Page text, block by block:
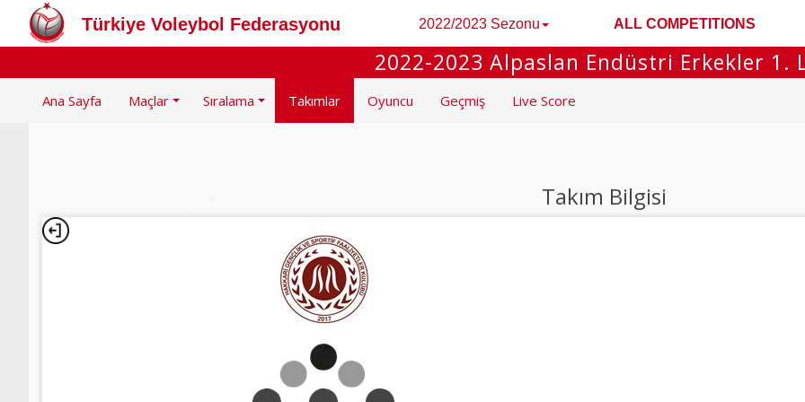
Türkiye Voleybol Federasyonu 2022/2023 Sezonu ALL COMPETITIONS
2022-2023 Alpaslan Endüstri Erkekler 1.
Ana Sayfa Maçlar Sıralama Takımlar Oyuncu Geçmiş Live Score
Takım Bilgisi